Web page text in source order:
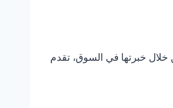
خلال خبرتها في السوق، تقدم